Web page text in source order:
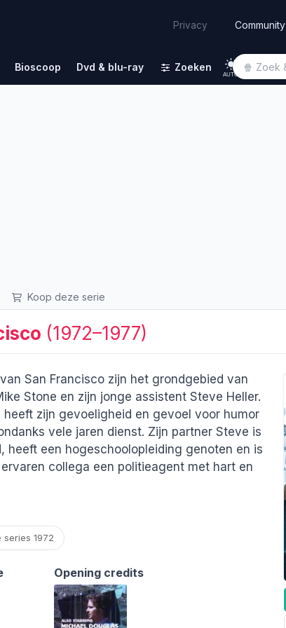
Privacy Community
Bioscoop Dvd & blu-ray Zoeken
AUTO
Koop deze serie
(1972–1977)
San Francisco zijn het grondgebied van
Stone en zijn jonge assistent Steve Heller.
heeft zijn gevoeligheid en gevoel voor humor
vele jaren dienst. Zijn partner Steve is
heeft een hogeschoolopleiding genoten en is
collega een politieagent met hart en
series 1972
Opening credits